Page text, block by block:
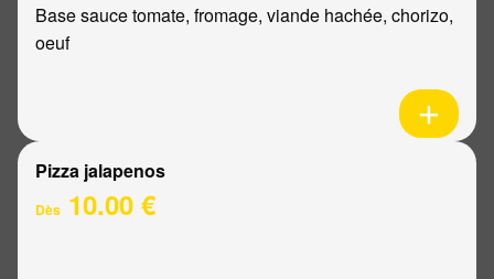
Base sauce tomate, fromage, viande hachée, chorizo,
oeuf
Pizza jalapenos
Dès 10.00 €